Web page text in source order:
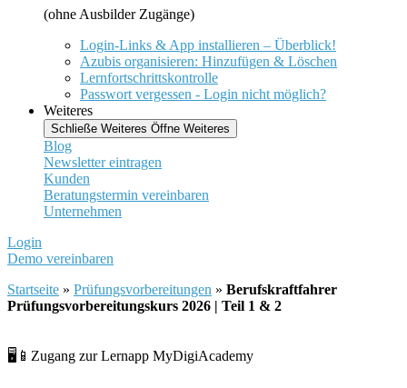
(ohne Ausbilder Zugänge)
Login-Links & App installieren – Überblick!
Azubis organisieren: Hinzufügen & Löschen
Lernfortschrittskontrolle
Passwort vergessen - Login nicht möglich?
Weiteres
Schließe Weiteres Öffne Weiteres
Blog
Newsletter eintragen
Kunden
Beratungstermin vereinbaren
Unternehmen
Login
Demo vereinbaren
Startseite » Prüfungsvorbereitungen » Berufskraftfahrer
Prüfungsvorbereitungskurs 2026 | Teil 1 & 2
🖥️📱Zugang zur Lernapp MyDigiAcademy